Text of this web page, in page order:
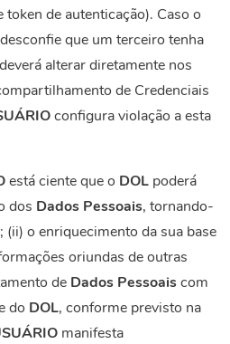
de autenticação). Caso o
que um terceiro tenha
alterar diretamente nos
de Credenciais
configura violação a esta
está ciente que o DOL poderá
dos Dados Pessoais, tornando-
; (ii) o enriquecimento da sua base
oriundas de outras
de Dados Pessoaiscom
do DOL, conforme previsto na
manifesta